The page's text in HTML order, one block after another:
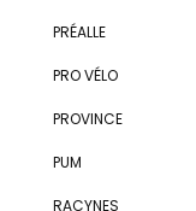
PRÉALLE
PRO VÉLO
PROVINCE
PUM
RACYNES